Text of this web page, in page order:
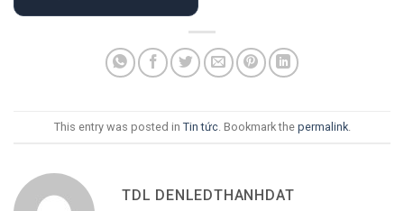
This entry was posted in Tin tức. Bookmark the permalink.
TDL DENLEDTHANHDAT